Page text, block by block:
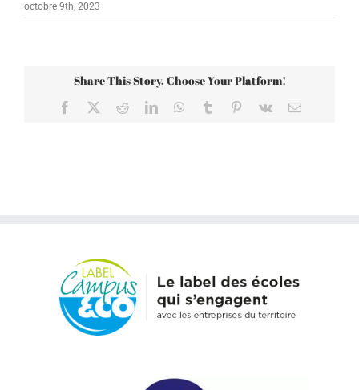
octobre 9th, 2023
Share This Story, Choose Your Platform!
Facebook RedditLinkedInWhatsApp
Tumblr Pinterest
Vk Email